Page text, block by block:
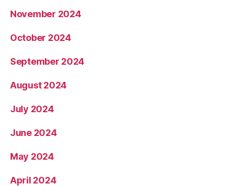
November 2024
October 2024
September 2024
August 2024
July 2024
June 2024
May 2024
April 2024